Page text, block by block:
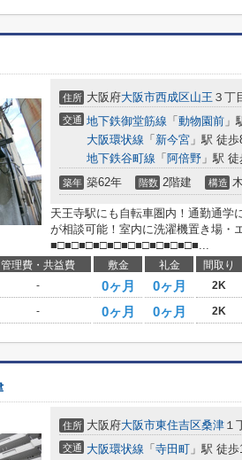
住所 大阪府大阪市西成区山王 ３丁
交通 地下鉄御堂筋線 「 動物園前 」
大阪環状線 「 新今宮 」駅 徒歩
地下鉄谷町線 「 阿倍野 」駅
築年 築62年 階数 2階建 構造
天王寺駅にも自転車圏内！通勤通学
が相談可能！室内に洗濯機置き場・
■□■□■□■□■□■□■□■□■□■□■...
管理費・共益費 敷金 礼金 間取り
- 0ヶ月 0ヶ月 2K
- 0ヶ月 0ヶ月 2K
住所 大阪府大阪市東住吉区桑津 １
交通 大阪環状線 「 寺田町 」駅 徒歩